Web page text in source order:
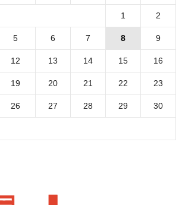
1 2
5 6 7 8 9
12 13 14 15 16
19 20 21 22 23
26 27 28 29 30